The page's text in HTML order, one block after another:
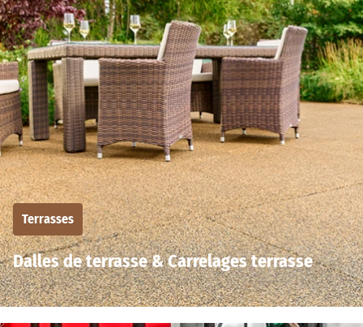
Terrasses
Dalles de terrasse & Carrelages terrasse